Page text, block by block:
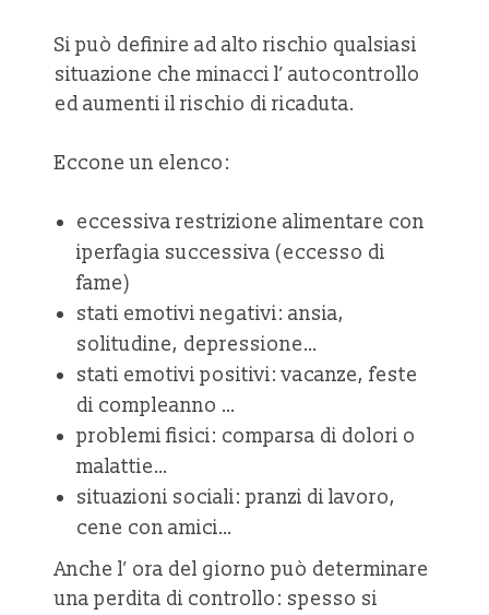
Si può definire ad alto rischio qualsiasi
situazione che minacci l’ autocontrollo
ed aumenti il rischio di ricaduta.
Eccone un elenco:
eccessiva restrizione alimentare con
iperfagia successiva (eccesso di
fame)
stati emotivi negativi: ansia,
solitudine, depressione…
stati emotivi positivi: vacanze, feste
di compleanno …
problemi fisici: comparsa di dolori o
malattie…
situazioni sociali: pranzi di lavoro,
cene con amici…
Anche l’ ora del giorno può determinare
una perdita di controllo: spesso si